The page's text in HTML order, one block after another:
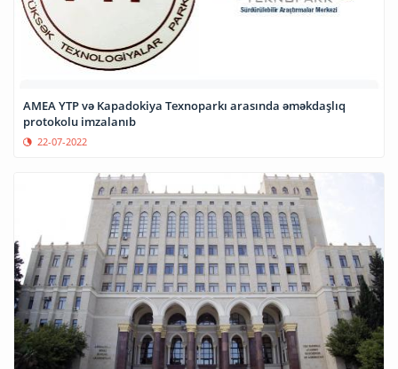
AMEA YTP və Kapadokiya Texnoparkı arasında əməkdaşlıq
protokolu imzalanıb
22-07-2022